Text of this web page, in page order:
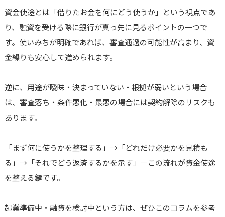
資金使途とは「借りたお金を何にどう使うか」という視点であ
り、融資を受ける際に銀行が真っ先に見るポイントの一つで
す。使いみちが明確であれば、審査通過の可能性が高まり、資
金繰りも安心して進められます。
逆に、用途が曖昧・決まっていない・根拠が弱いという場合
は、審査落ち・条件悪化・最悪の場合には契約解除のリスクも
あります。
「まず何に使うかを整理する」→「どれだけ必要かを見積も
る」→「それでどう返済するかを示す」―この流れが資金使途
を整える鍵です。
起業準備中・融資を検討中という方は、ぜひこのコラムを参考